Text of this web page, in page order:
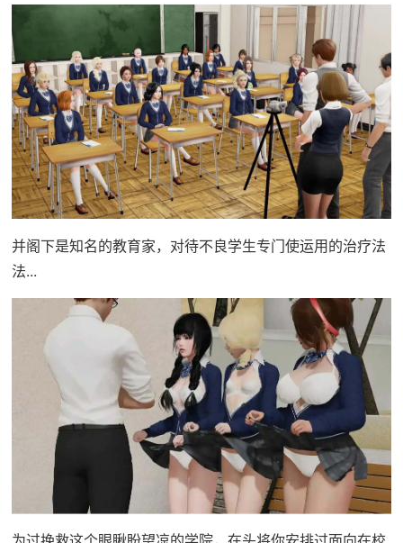
并阁下是知名的教育家，对待不良学生专门使运用的治疗法
法...